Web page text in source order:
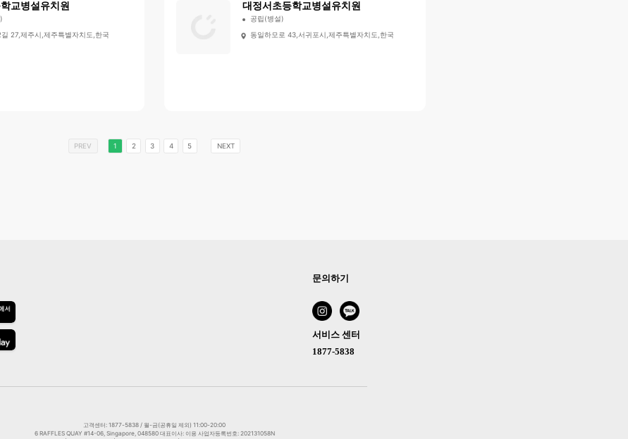
교병설유치원
27,제주시,제주특별자치도,한국
대정서초등학교병설유치원
공립(병설)
동일하모로 43,서귀포시,제주특별자치도,한국
PREV 1 2 3 4 5 NEXT
문의하기
서비스 센터
1877-5838
고객센터: 1877-5838 / 월-금(공휴일 제외) 11:00-20:00
6 RAFFLES QUAY #14-06, Singapore, 048580 대표이사: 이용 사업자등록번호: 202131058N